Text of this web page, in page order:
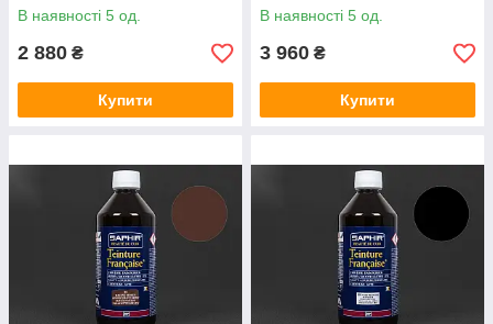
В наявності 5 од.
2 880 ₴
Купити
В наявності 5 од.
3 960 ₴
Купити